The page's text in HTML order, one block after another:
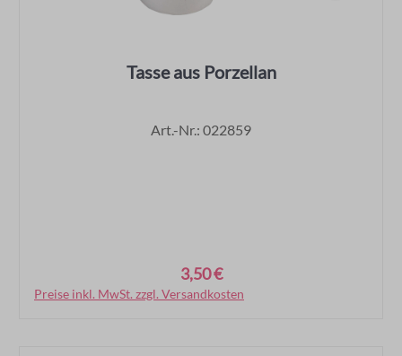
Tasse aus Porzellan
Art.-Nr.: 022859
3,50 €
Preise inkl. MwSt. zzgl. Versandkosten
In den Warenkorb